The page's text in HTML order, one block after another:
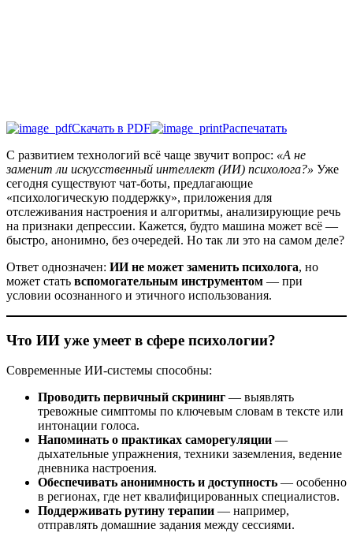
Скачать в PDF
Распечатать
С развитием технологий всё чаще звучит вопрос: «А не
заменит ли искусственный интеллект (ИИ) психолога?» Уже
сегодня существуют чат-боты, предлагающие
«психологическую поддержку», приложения для
отслеживания настроения и алгоритмы, анализирующие речь
на признаки депрессии. Кажется, будто машина может всё —
быстро, анонимно, без очередей. Но так ли это на самом деле?
Ответ однозначен: ИИ не может заменить психолога, но
может стать вспомогательным инструментом — при
условии осознанного и этичного использования.
Что ИИ уже умеет в сфере психологии?
Современные ИИ-системы способны:
Проводить первичный скрининг — выявлять
тревожные симптомы по ключевым словам в тексте или
интонации голоса.
Напоминать о практиках саморегуляции —
дыхательные упражнения, техники заземления, ведение
дневника настроения.
Обеспечивать анонимность и доступность — особенно
в регионах, где нет квалифицированных специалистов.
Поддерживать рутину терапии — например,
отправлять домашние задания между сессиями.